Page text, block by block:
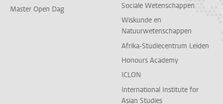
Master Open Dag
Sociale Wetenschappen
Wiskunde en
Natuurwetenschappen
Afrika-Studiecentrum Leiden
Honours Academy
ICLON
International Institute for
Asian Studies